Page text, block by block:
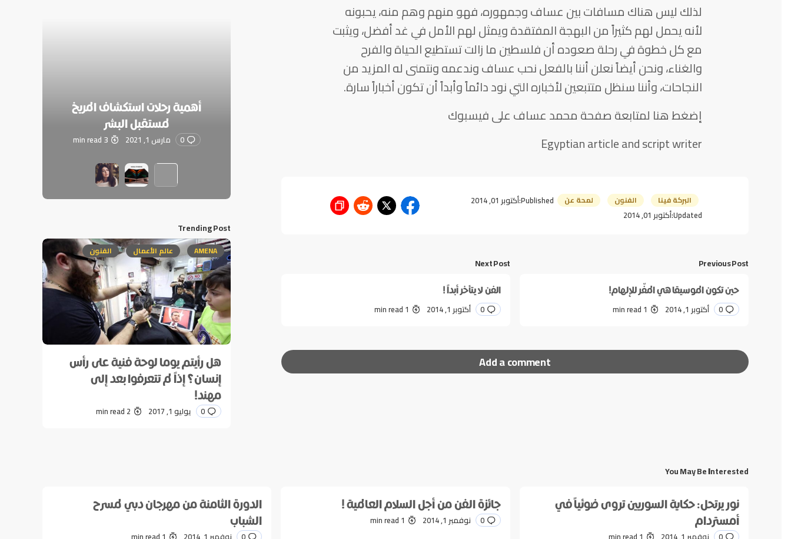
لذلك ليس هناك مسافات بين عساف وجمهوره، فهو منهم وهم منه، يحبونه
لأنه يحمل لهم كثيراً من البهجة المفتقدة ويمثل لهم الأمل في غد أفضل، ويثبت
مع كل خطوة في رحلة صعوده أن فلسطين ما زالت تستطيع الحياة والفرح
والغناء، ونحن أيضاً نعلن أننا بالفعل نحب عساف وندعمه ونتمنى له المزيد من
النجاحات، وأننا سنظل متتبعين لأخباره التي نود دائماً وأبداً أن تكون أخباراً سارة.
إضغط هنا لمتابعة صفحة محمد عساف على فيسبوك
Egyptian article and script writer
البركة فينا الفنون لمحة عن Published:أكتوبر 01, 2014
Updated:أكتوبر 01, 2014
Previous Post
حين تكون الموسيقا هي المفّر للإلهام!
0 أكتوبر 1, 2014 1 min read
Next Post
الفن لا يتأخر أبداً !
0 أكتوبر 1, 2014 1 min read
Add a comment
أهمية رحلات استكشاف المريخ
لمستقبل البشر
0 مارس 1, 2021 3 min read
Trending Post
AMENA عالم الأعمال الفنون
هل رأيتم يوما لوحة فنية على رأس
إنسان؟ إذاً لم تتعرفوا بعد إلى
مهند!
0 يوليو 1, 2017 2 min read
You May Be Interested
نور يرتحل: حكاية السوريين تروى ضوئياً في
أمستردام
جائزة الفن من أجل السلام العالمية !
0 نوفمبر 1, 2014 1 min read
الدورة الثامنة من مهرجان دبي لمسرح
الشباب